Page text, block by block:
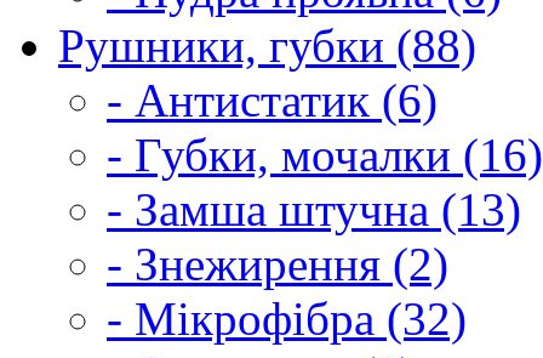
Рушники, губки (88)
- Антистатик (6)
- Губки, мочалки (16)
- Замша штучна (13)
- Знежирення (2)
- Мікрофібра (32)